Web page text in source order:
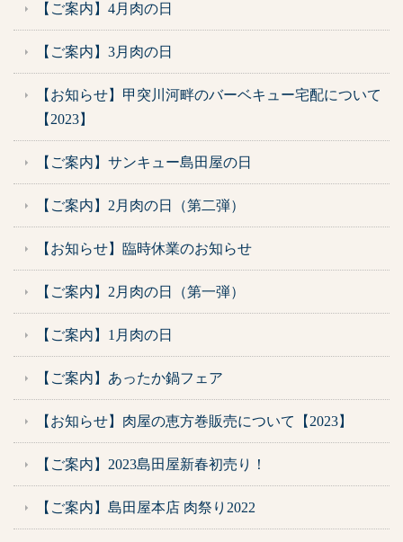
【ご案内】4月肉の日
【ご案内】3月肉の日
【お知らせ】甲突川河畔のバーベキュー宅配について
【2023】
【ご案内】サンキュー島田屋の日
【ご案内】2月肉の日（第二弾）
【お知らせ】臨時休業のお知らせ
【ご案内】2月肉の日（第一弾）
【ご案内】1月肉の日
【ご案内】あったか鍋フェア
【お知らせ】肉屋の恵方巻販売について【2023】
【ご案内】2023島田屋新春初売り！
【ご案内】島田屋本店 肉祭り2022